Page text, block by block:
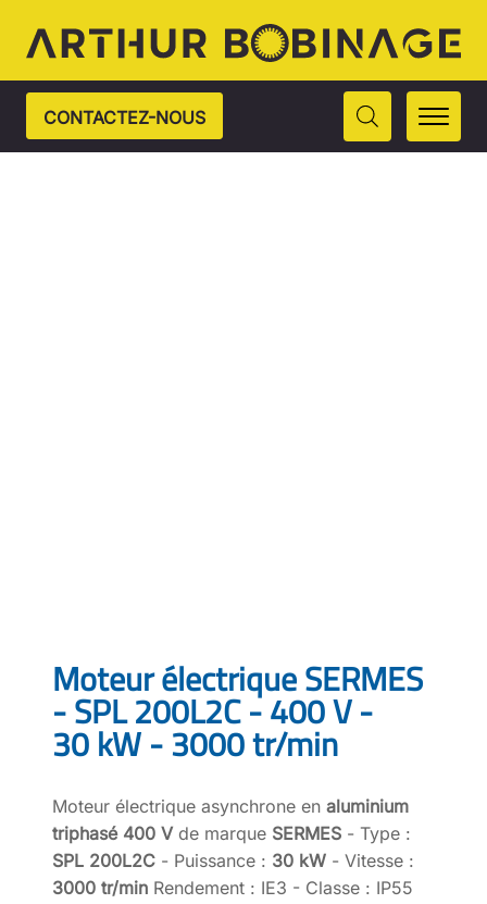
CONTACTEZ-NOUS
Moteur électrique SERMES
- SPL 200L2C - 400 V -
30 kW - 3000 tr/min
Moteur électrique asynchrone en aluminium
triphasé 400 V de marque SERMES - Type :
SPL 200L2C - Puissance : 30 kW - Vitesse :
3000 tr/min Rendement : IE3 - Classe : IP55